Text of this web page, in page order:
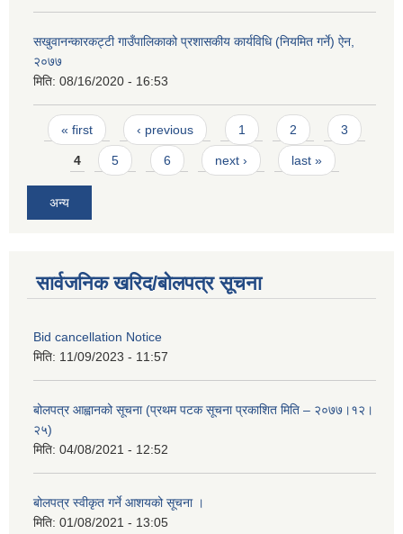
सखुवानन्कारकट्टी गाउँपालिकाको प्रशासकीय कार्यविधि (नियमित गर्ने) ऐन,
२०७७
मिति: 08/16/2020 - 16:53
Pages
« first ‹ previous 1 2 3
4 5 6 next › last »
अन्य
सार्वजनिक खरिद/बोलपत्र सूचना
Bid cancellation Notice
मिति: 11/09/2023 - 11:57
बोलपत्र आह्वानको सूचना (प्रथम पटक सूचना प्रकाशित मिति – २०७७।१२।
२५)
मिति: 04/08/2021 - 12:52
बोलपत्र स्वीकृत गर्ने आशयको सूचना ।
मिति: 01/08/2021 - 13:05